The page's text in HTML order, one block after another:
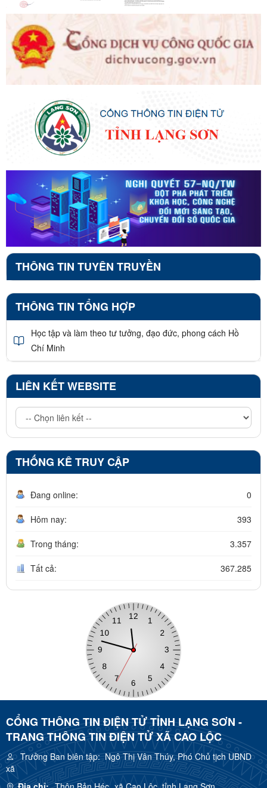
THÔNG TIN TUYÊN TRUYỀN
THÔNG TIN TỔNG HỢP
Học tập và làm theo tư tưởng, đạo đức, phong cách Hồ
Chí Minh
LIÊN KẾT WEBSITE
THỐNG KÊ TRUY CẬP
Đang online: 0
Hôm nay: 393
Trong tháng: 3.357
Tất cả: 367.285
CỔNG THÔNG TIN ĐIỆN TỬ TỈNH LẠNG SƠN -
TRANG THÔNG TIN ĐIỆN TỬ XÃ CAO LỘC
Trưởng Ban biên tập:Ngô Thị Vân Thúy, Phó Chủ tịch UBND
xã